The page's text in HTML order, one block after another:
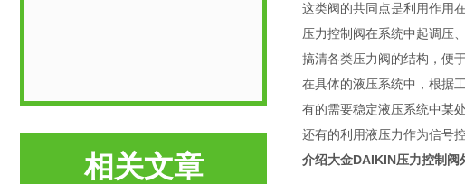
相关文章
这类阀的共同点是利用作用
压力控制阀在系统中起调压
搞清各类压力阀的结构，便
在具体的液压系统中，根据
有的需要稳定液压系统中某
还有的利用液压力作为信号
介绍大金DAIKIN压力控制阀